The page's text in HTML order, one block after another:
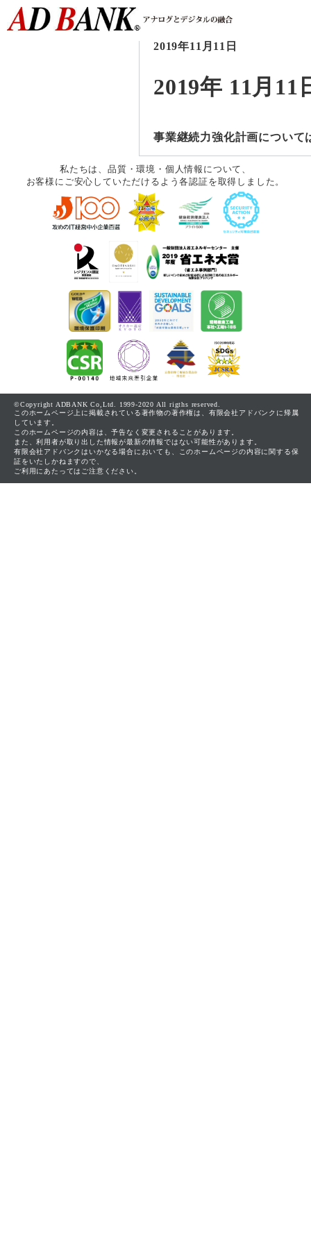
2019年11月11日
2019年 11月11
事業継続力強化計画について
私たちは、品質・環境・個人情報について、
お客様にご安心していただけるよう各認証を取得しました。
©Copyright ADBANK Co,Ltd. 1999-2020 All rigths reserved.
このホームページ上に掲載されている著作物の著作権は、有限会社アドバンクに帰属
しています。
このホームページの内容は、予告なく変更されることがあります。
また、利用者が取り出した情報が最新の情報ではない可能性があります。
有限会社アドバンクはいかなる場合においても、このホームページの内容に関する保
証をいたしかねますので、
ご利用にあたってはご注意ください。